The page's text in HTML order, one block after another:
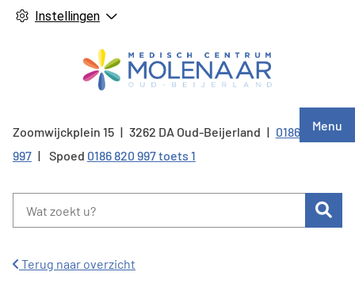
Instellingen
Menu
Zoomwijckplein 15 3262 DA Oud-Beijerland Tel:
0186 820
997
Spoed 0186 820 997 toets 1
Terug naar overzicht